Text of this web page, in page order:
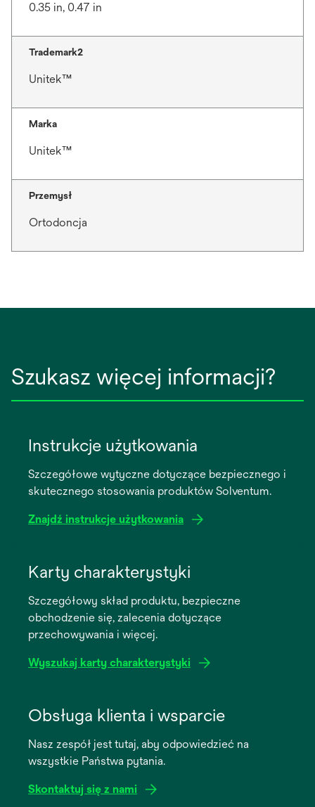
0.35 in, 0.47 in
Trademark2
Unitek™
Marka
Unitek™
Przemysł
Ortodoncja
Szukasz więcej informacji?
Instrukcje użytkowania
Szczegółowe wytyczne dotyczące bezpiecznego i
skutecznego stosowania produktów Solventum.
Znajdź instrukcje użytkowania
new
Karty charakterystyki
Szczegółowy skład produktu, bezpieczne
obchodzenie się, zalecenia dotyczące
przechowywania i więcej.
Wyszukaj karty charakterystyki
new
Obsługa klienta i wsparcie
Nasz zespół jest tutaj, aby odpowiedzieć na
wszystkie Państwa pytania.
Skontaktuj się z nami